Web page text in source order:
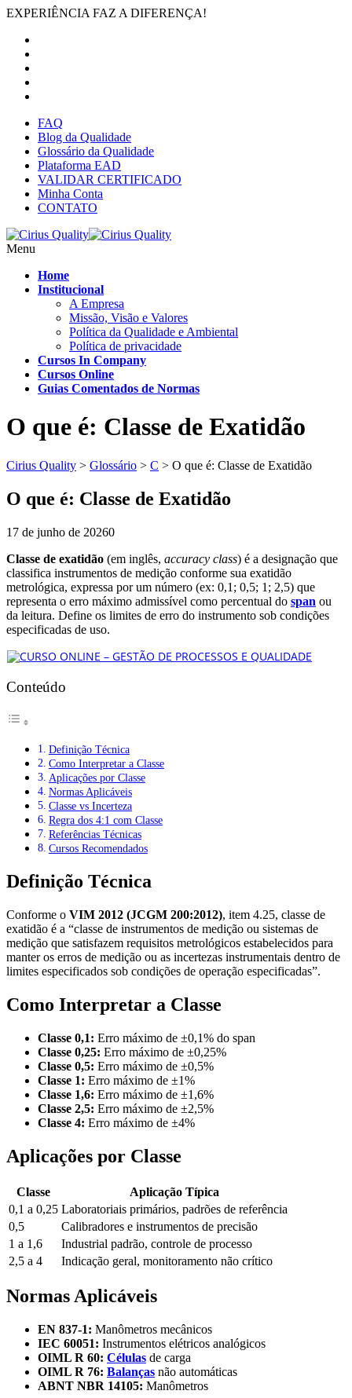
EXPERIÊNCIA FAZ A DIFERENÇA!
FAQ
Blog da Qualidade
Glossário da Qualidade
Plataforma EAD
VALIDAR CERTIFICADO
Minha Conta
CONTATO
Menu
Home
Institucional
A Empresa
Missão, Visão e Valores
Política da Qualidade e Ambiental
Política de privacidade
Cursos In Company
Cursos Online
Guias Comentados de Normas
O que é: Classe de Exatidão
Cirius Quality > Glossário > C > O que é: Classe de Exatidão
O que é: Classe de Exatidão
17 de junho de 20260
Classe de exatidão (em inglês, accuracy class) é a designação que
classifica instrumentos de medição conforme sua exatidão
metrológica, expressa por um número (ex: 0,1; 0,5; 1; 2,5) que
representa o erro máximo admissível como percentual do span ou
da leitura. Define os limites de erro do instrumento sob condições
especificadas de uso.
Conteúdo
Definição Técnica
Como Interpretar a Classe
Aplicações por Classe
Normas Aplicáveis
Classe vs Incerteza
Regra dos 4:1 com Classe
Referências Técnicas
Cursos Recomendados
Definição Técnica
Conforme o VIM 2012 (JCGM 200:2012), item 4.25, classe de
exatidão é a “classe de instrumentos de medição ou sistemas de
medição que satisfazem requisitos metrológicos estabelecidos para
manter os erros de medição ou as incertezas instrumentais dentro de
limites especificados sob condições de operação especificadas”.
Como Interpretar a Classe
Classe 0,1: Erro máximo de ±0,1% do span
Classe 0,25: Erro máximo de ±0,25%
Classe 0,5: Erro máximo de ±0,5%
Classe 1: Erro máximo de ±1%
Classe 1,6: Erro máximo de ±1,6%
Classe 2,5: Erro máximo de ±2,5%
Classe 4: Erro máximo de ±4%
Aplicações por Classe
Classe
Aplicação Típica
0,1 a 0,25 Laboratoriais primários, padrões de referência
0,5
Calibradores e instrumentos de precisão
1 a 1,6
Industrial padrão, controle de processo
2,5 a 4
Indicação geral, monitoramento não crítico
Normas Aplicáveis
EN 837-1: Manômetros mecânicos
IEC 60051: Instrumentos elétricos analógicos
OIML R 60: Células de carga
OIML R 76: Balanças não automáticas
ABNT NBR 14105: Manômetros